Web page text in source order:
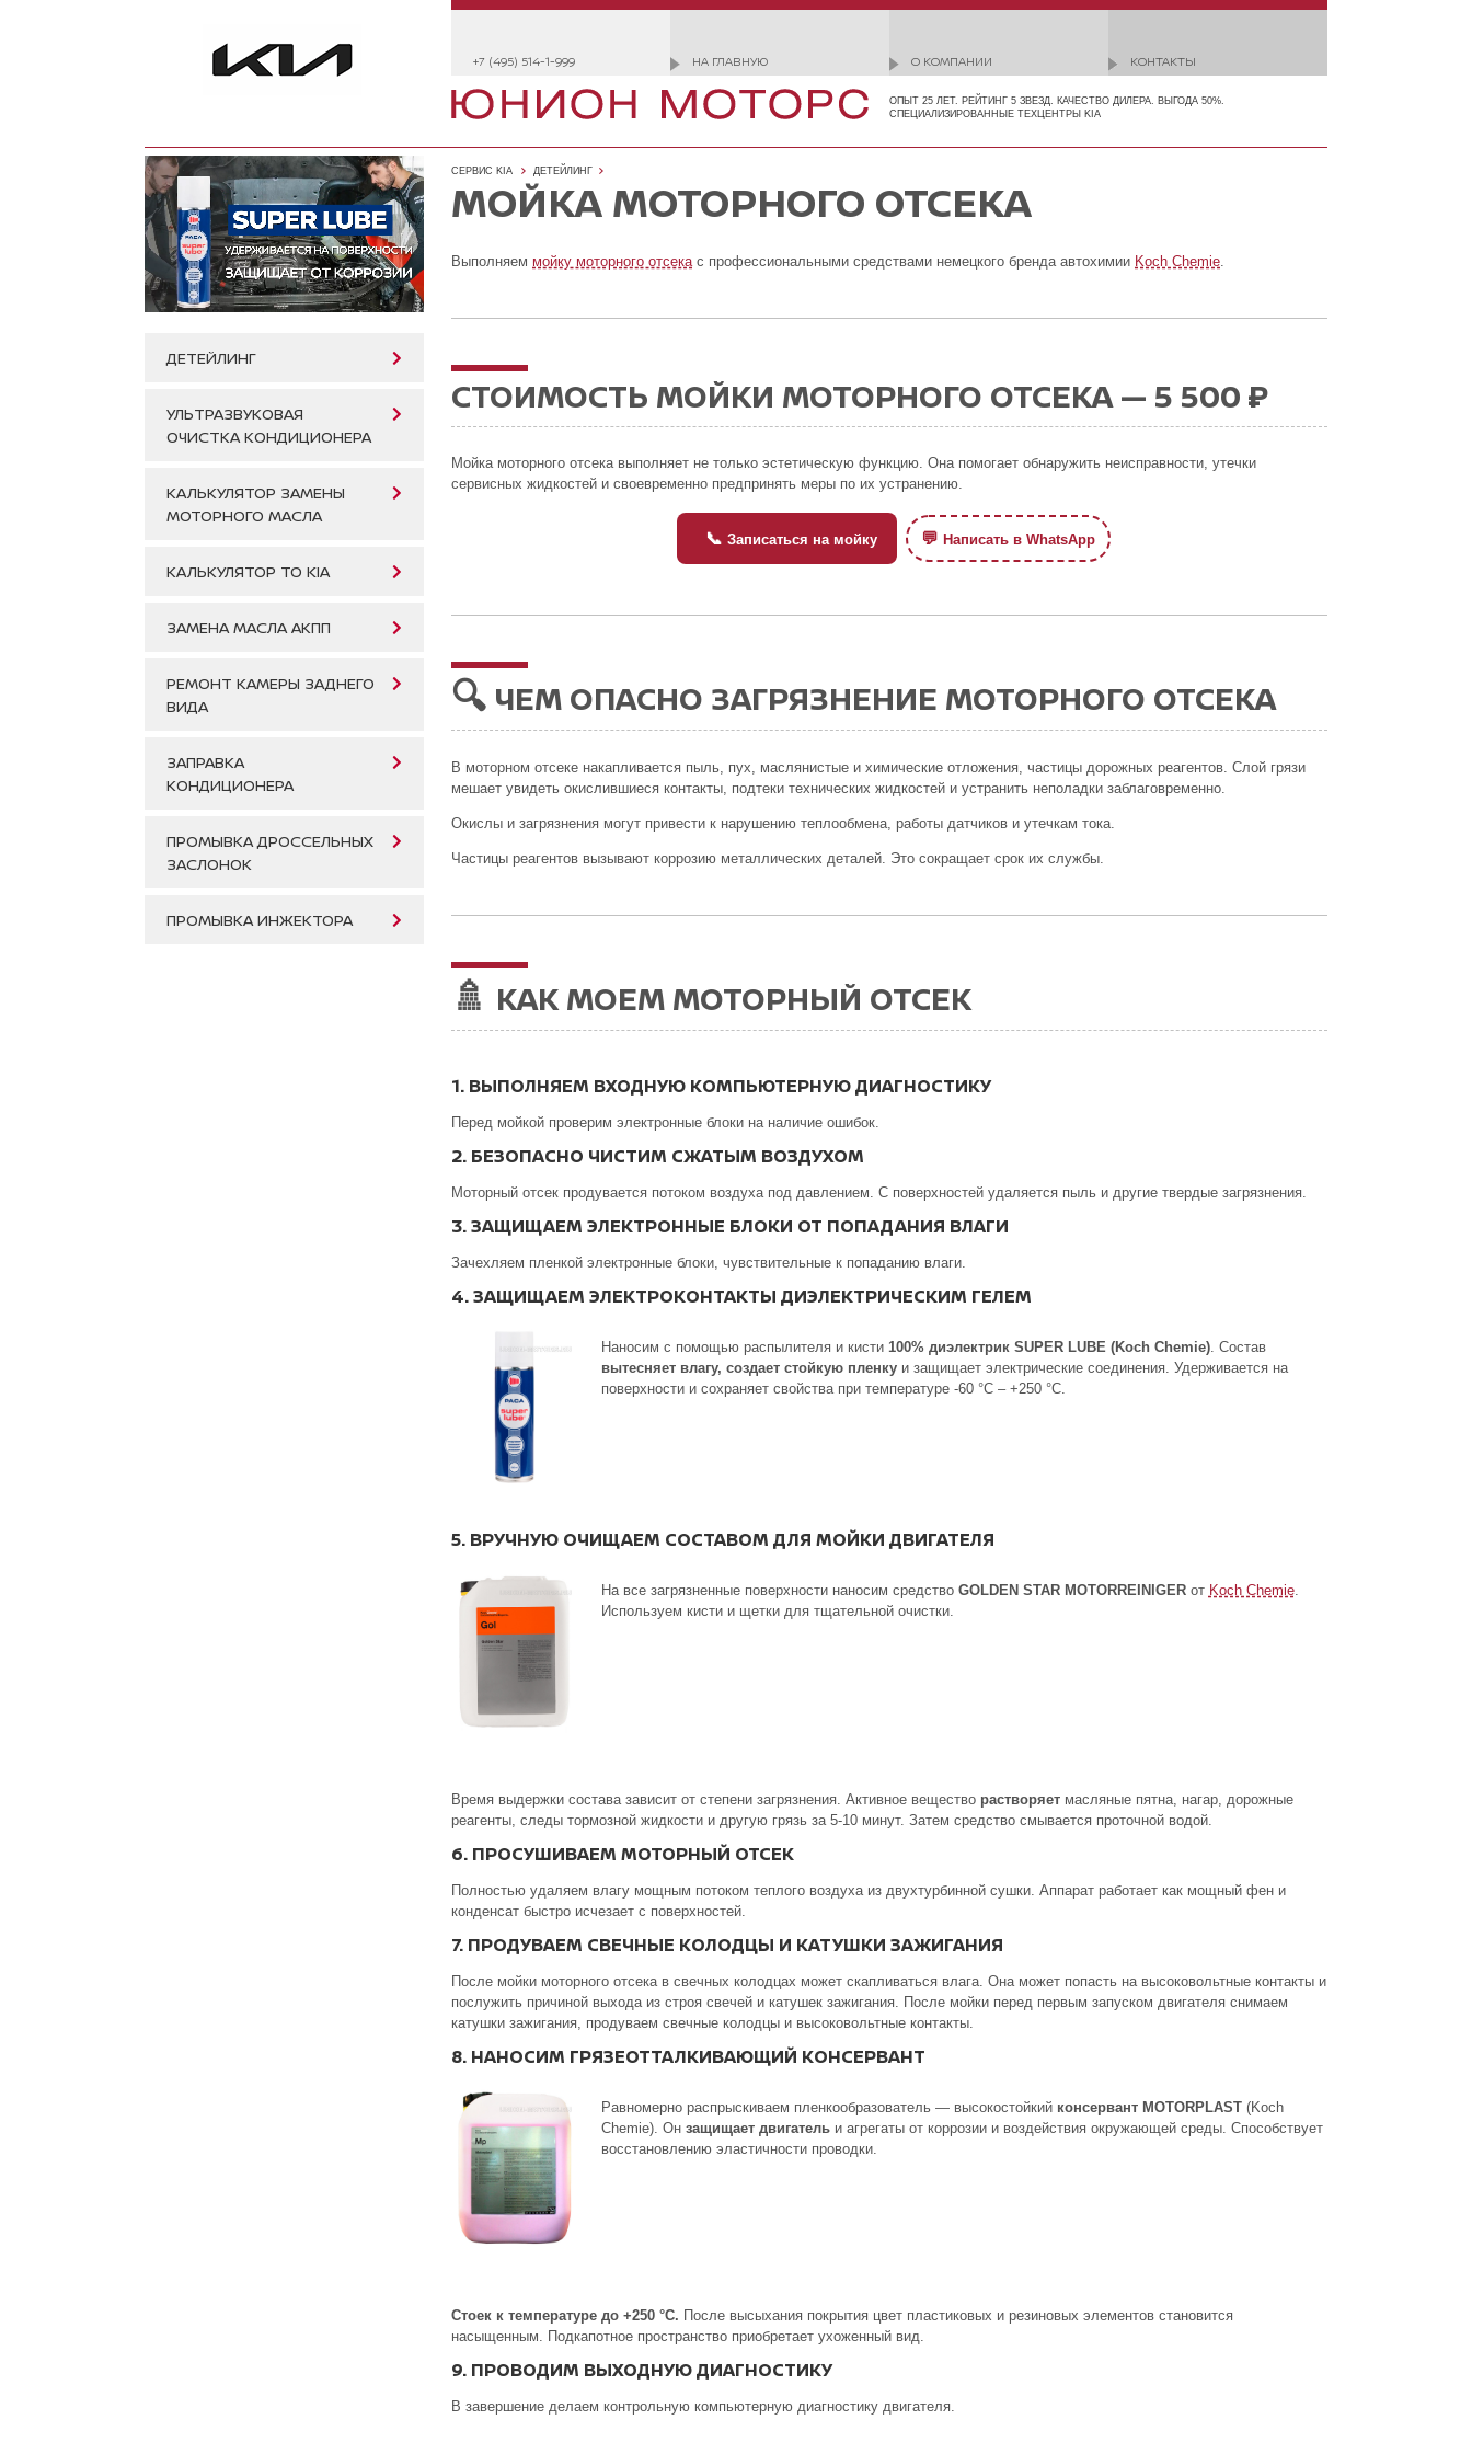
+7 (495) 514-1-999 НА ГЛАВНУЮ О КОМПАНИИ КОНТАКТЫ
ОПЫТ 25 ЛЕТ. РЕЙТИНГ 5 ЗВЕЗД. КАЧЕСТВО ДИЛЕРА. ВЫГОДА 50%.
СПЕЦИАЛИЗИРОВАННЫЕ ТЕХЦЕНТРЫ KIA
ДЕТЕЙЛИНГ
УЛЬТРАЗВУКОВАЯ
ОЧИСТКА КОНДИЦИОНЕРА
КАЛЬКУЛЯТОР ЗАМЕНЫ
МОТОРНОГО МАСЛА
КАЛЬКУЛЯТОР ТО KIA
ЗАМЕНА МАСЛА АКПП
РЕМОНТ КАМЕРЫ ЗАДНЕГО
ВИДА
ЗАПРАВКА
КОНДИЦИОНЕРА
ПРОМЫВКА ДРОССЕЛЬНЫХ
ЗАСЛОНОК
ПРОМЫВКА ИНЖЕКТОРА
СЕРВИС KIA ДЕТЕЙЛИНГ
МОЙКА МОТОРНОГО ОТСЕКА
Выполняем мойку моторного отсекас профессиональными средствами немецкого бренда автохимии Koch Chemie.
СТОИМОСТЬ МОЙКИ МОТОРНОГО ОТСЕКА — 5 500 ₽
Мойка моторного отсека выполняет не только эстетическую функцию. Она помогает обнаружить неисправности, утечки
сервисных жидкостей и своевременно предпринять меры по их устранению.
📞 Записаться на мойку 💬 Написать в WhatsApp
🔍 ЧЕМ ОПАСНО ЗАГРЯЗНЕНИЕ МОТОРНОГО ОТСЕКА
В моторном отсеке накапливается пыль, пух, маслянистые и химические отложения, частицы дорожных реагентов. Слой грязи
мешает увидеть окислившиеся контакты, подтеки технических жидкостей и устранить неполадки заблаговременно.
Окислы и загрязнения могут привести к нарушению теплообмена, работы датчиков и утечкам тока.
Частицы реагентов вызывают коррозию металлических деталей. Это сокращает срок их службы.
🚿 КАК МОЕМ МОТОРНЫЙ ОТСЕК
1. ВЫПОЛНЯЕМ ВХОДНУЮ КОМПЬЮТЕРНУЮ ДИАГНОСТИКУ
Перед мойкой проверим электронные блоки на наличие ошибок.
2. БЕЗОПАСНО ЧИСТИМ СЖАТЫМ ВОЗДУХОМ
Моторный отсек продувается потоком воздуха под давлением. С поверхностей удаляется пыль и другие твердые загрязнения.
3. ЗАЩИЩАЕМ ЭЛЕКТРОННЫЕ БЛОКИ ОТ ПОПАДАНИЯ ВЛАГИ
Зачехляем пленкой электронные блоки, чувствительные к попаданию влаги.
4. ЗАЩИЩАЕМ ЭЛЕКТРОКОНТАКТЫ ДИЭЛЕКТРИЧЕСКИМ ГЕЛЕМ
Наносим с помощью распылителя и кисти 100% диэлектрик SUPER LUBE (Koch Chemie). Состав
вытесняет влагу, создает стойкую пленкуи защищает электрические соединения. Удерживается на
поверхности и сохраняет свойства при температуре -60 °С – +250 °С.
5. ВРУЧНУЮ ОЧИЩАЕМ СОСТАВОМ ДЛЯ МОЙКИ ДВИГАТЕЛЯ
На все загрязненные поверхности наносим средство GOLDEN STAR MOTORREINIGERот Koch Chemie.
Используем кисти и щетки для тщательной очистки.
Время выдержки состава зависит от степени загрязнения. Активное вещество растворяет масляные пятна, нагар, дорожные
реагенты, следы тормозной жидкости и другую грязь за 5-10 минут. Затем средство смывается проточной водой.
6. ПРОСУШИВАЕМ МОТОРНЫЙ ОТСЕК
Полностью удаляем влагу мощным потоком теплого воздуха из двухтурбинной сушки. Аппарат работает как мощный фен и
конденсат быстро исчезает с поверхностей.
7. ПРОДУВАЕМ СВЕЧНЫЕ КОЛОДЦЫ И КАТУШКИ ЗАЖИГАНИЯ
После мойки моторного отсека в свечных колодцах может скапливаться влага. Она может попасть на высоковольтные контакты и
послужить причиной выхода из строя свечей и катушек зажигания. После мойки перед первым запуском двигателя снимаем
катушки зажигания, продуваем свечные колодцы и высоковольтные контакты.
8. НАНОСИМ ГРЯЗЕОТТАЛКИВАЮЩИЙ КОНСЕРВАНТ
Равномерно распрыскиваем пленкообразователь — высокостойкий консервант MOTORPLAST(Koch
Chemie). Он защищает двигательи агрегаты от коррозии и воздействия окружающей среды. Способствует
восстановлению эластичности проводки.
Стоек к температуре до +250 °С. После высыхания покрытия цвет пластиковых и резиновых элементов становится
насыщенным. Подкапотное пространство приобретает ухоженный вид.
9. ПРОВОДИМ ВЫХОДНУЮ ДИАГНОСТИКУ
В завершение делаем контрольную компьютерную диагностику двигателя.